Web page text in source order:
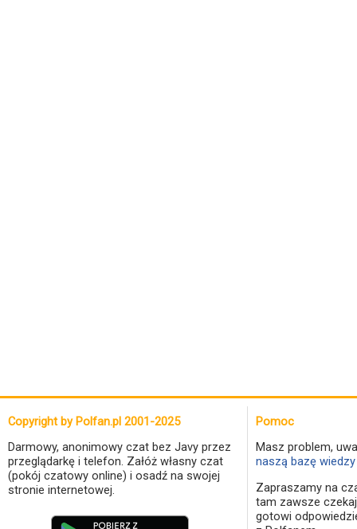
Copyright by Polfan.pl 2001-2025
Darmowy, anonimowy czat bez Javy przez
przeglądarkę i telefon. Załóż własny czat
(pokój czatowy online) i osadź na swojej
stronie internetowej.
Pomoc
Masz problem,
naszą bazę
Zapraszamy na
tam zawsze
gotowi